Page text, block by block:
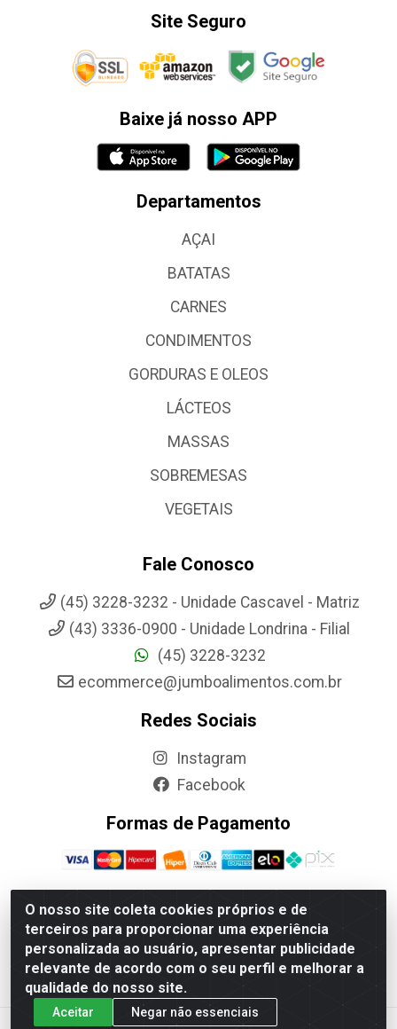
O nosso site coleta cookies próprios e de
terceiros para proporcionar uma experiência
personalizada ao usuário, apresentar publicidade
relevante de acordo com o seu perfil e melhorar a
qualidade do nosso site.
Aceitar Negar não essenciais
Site Seguro
Baixe já nosso APP
Departamentos
AÇAI
BATATAS
CARNES
CONDIMENTOS
GORDURAS E OLEOS
LÁCTEOS
MASSAS
SOBREMESAS
VEGETAIS
Fale Conosco
(45) 3228-3232 - Unidade Cascavel - Matriz
(43) 3336-0900 - Unidade Londrina - Filial
(45) 3228-3232
ecommerce@jumboalimentos.com.br
Redes Sociais
Instagram
Facebook
Formas de Pagamento
Jumbo Alimentos Cascavel - Matriz - Rua Itatiba Do Sul, 161 -
Santos Dumont, Cascavel-PR - CEP 85804-700- CNPJ
85.522.043/0001-90